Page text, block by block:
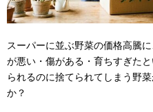
スーパーに並ぶ野菜の価格高騰
が悪い・傷がある・育ちすぎた
られるのに捨てられてしまう野
か？